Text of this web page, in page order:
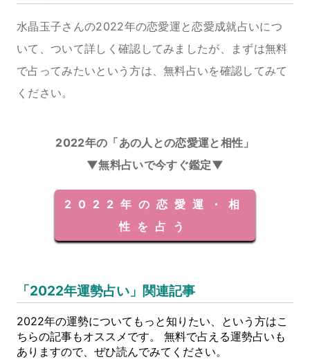
水晶玉子さんの2022年の恋愛運と恋愛成就占いにつ
いて、ついて詳しく確認してみましたが、まずは無料
で占ってみたいという方は、無料占いを確認してみて
ください。
2022年の「あの人との恋愛運と相性」
▼無料占いで今すぐ鑑定▼
2022年の恋愛運・相
性を占う
「2022年運勢占い」関連記事
2022年の運勢についてもっと知りたい、という方はこ
ちらの記事もオススメです。 無料で占える運勢占いも
ありますので、ぜひ読んでみてください。